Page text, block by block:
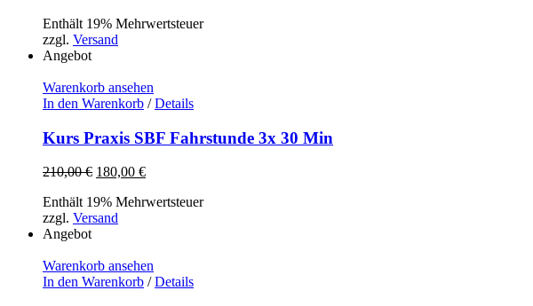
Enthält 19% Mehrwertsteuer
zzgl. Versand
Angebot
Warenkorb ansehen
In den Warenkorb / Details
Kurs Praxis SBF Fahrstunde 3x 30 Min
210,00€ Ursprünglicher
war:
210,00 €
180,00 €Aktueller
ist:
Enthält 19% Mehrwertsteuer
zzgl. Versand
Angebot
Warenkorb ansehen
In den Warenkorb / Details